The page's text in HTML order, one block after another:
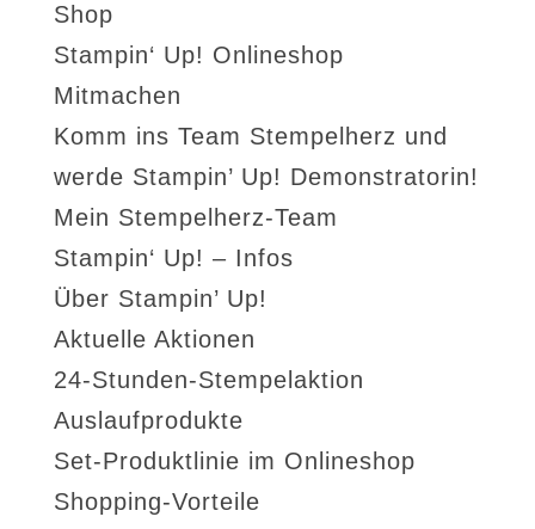
Shop
Stampin‘ Up! Onlineshop
Mitmachen
Komm ins Team Stempelherz und
werde Stampin’ Up! Demonstratorin!
Mein Stempelherz-Team
Stampin‘ Up! – Infos
Über Stampin’ Up!
Aktuelle Aktionen
24-Stunden-Stempelaktion
Auslaufprodukte
Set-Produktlinie im Onlineshop
Shopping-Vorteile